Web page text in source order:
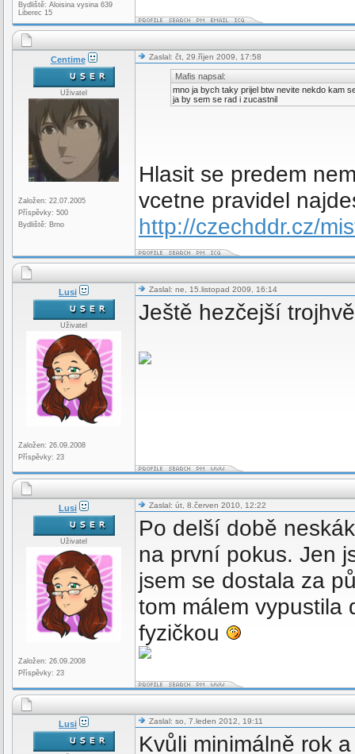
Bydliště: Aloisina vysina 639
Liberec 15
Centime
Uživatel
Založen: 22.07.2005
Příspěvky: 500
Bydliště: Brno
Zaslal: čt, 29.říjen 2009, 17:58
Mafis napsal:
mno ja bych taky prijel btw nevite nekdo kam
ja by sem se rad i zucastnil
Hlasit se predem
vcetne pravidel
http://czechddr.cz/
Lusi
Uživatel
Založen: 26.09.2008
Příspěvky: 23
Zaslal: ne, 15.listopad 2009, 16:14
Ještě hezčejší
Lusi
Uživatel
Založen: 26.09.2008
Příspěvky: 23
Zaslal: út, 8.červen 2010, 12:22
Po delší době
na první pokus. Jen
jsem se dostala za
tom málem vypustila
fyzičkou
Lusi Zaslal: so, 7.leden 2012, 19:11
Kvůli minimálně rok